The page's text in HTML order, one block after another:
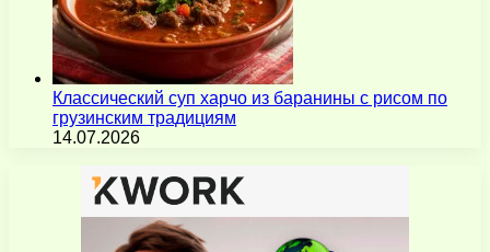
Классический суп харчо из баранины с рисом по
грузинским традициям
14.07.2026